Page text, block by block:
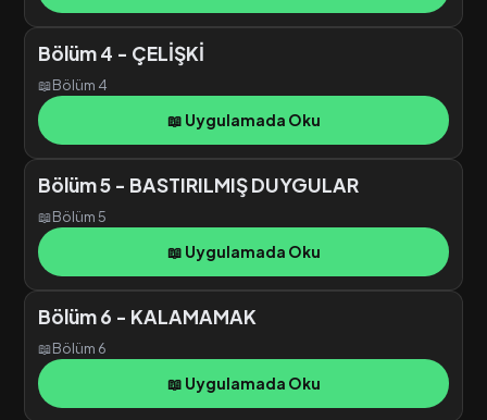
Bölüm 4 - ÇELİŞKİ
📖Bölüm 4
📖 Uygulamada Oku
Bölüm 5 - BASTIRILMIŞ DUYGULAR
📖Bölüm 5
📖 Uygulamada Oku
Bölüm 6 - KALAMAMAK
📖Bölüm 6
📖 Uygulamada Oku